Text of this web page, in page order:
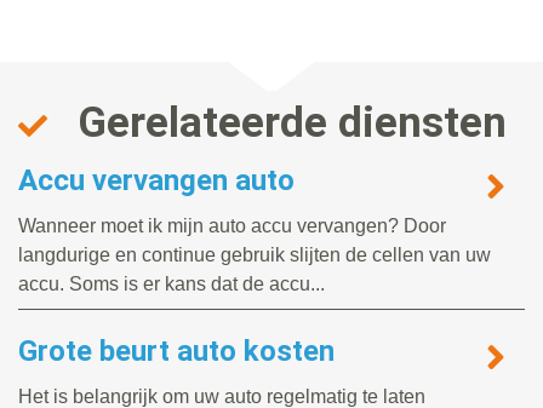
Gerelateerde diensten
Accu vervangen auto
Wanneer moet ik mijn auto accu vervangen? Door
langdurige en continue gebruik slijten de cellen van uw
accu. Soms is er kans dat de accu...
Grote beurt auto kosten
Het is belangrijk om uw auto regelmatig te laten